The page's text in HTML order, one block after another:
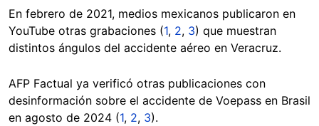
En febrero de 2021, medios mexicanos publicaron en
YouTube otras grabaciones (1, 2, 3) que muestran
distintos ángulos del accidente aéreo en Veracruz.
AFP Factual ya verificó otras publicaciones con
desinformación sobre el accidente de Voepass en Brasil
en agosto de 2024 (1, 2, 3).